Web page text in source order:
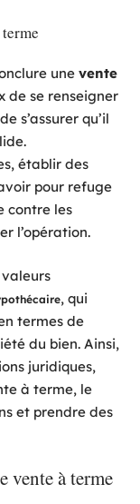
une vente
de se renseigner
s’assurer qu’il
établir des
pour refuge
contre les
l’opération.
, qui
termes de
du bien. Ainsi,
juridiques,
à terme, le
et prendre des
vente à terme